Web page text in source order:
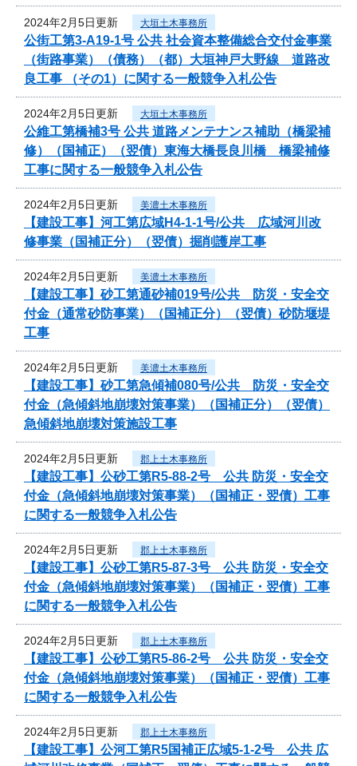
2024年2月5日更新 大垣土木事務所
公街工第3-A19-1号 公共 社会資本整備総合交付金事業
（街路事業）（債務）（都）大垣神戸大野線 道路改
良工事 （その1）に関する一般競争入札公告
2024年2月5日更新 大垣土木事務所
公維工第橋補3号 公共 道路メンテナンス補助（橋梁補
修）（国補正）（翌債）東海大橋長良川橋 橋梁補修
工事に関する一般競争入札公告
2024年2月5日更新 美濃土木事務所
【建設工事】河工第広域H4-1-1号/公共 広域河川改
修事業（国補正分）（翌債）掘削護岸工事
2024年2月5日更新 美濃土木事務所
【建設工事】砂工第通砂補019号/公共 防災・安全交
付金（通常砂防事業）（国補正分）（翌債）砂防堰堤
工事
2024年2月5日更新 美濃土木事務所
【建設工事】砂工第急傾補080号/公共 防災・安全交
付金（急傾斜地崩壊対策事業）（国補正分）（翌債）
急傾斜地崩壊対策施設工事
2024年2月5日更新 郡上土木事務所
【建設工事】公砂工第R5-88-2号 公共 防災・安全交
付金（急傾斜地崩壊対策事業）（国補正・翌債）工事
に関する一般競争入札公告
2024年2月5日更新 郡上土木事務所
【建設工事】公砂工第R5-87-3号 公共 防災・安全交
付金（急傾斜地崩壊対策事業）（国補正・翌債）工事
に関する一般競争入札公告
2024年2月5日更新 郡上土木事務所
【建設工事】公砂工第R5-86-2号 公共 防災・安全交
付金（急傾斜地崩壊対策事業）（国補正・翌債）工事
に関する一般競争入札公告
2024年2月5日更新 郡上土木事務所
【建設工事】公河工第R5国補正広域5-1-2号 公共 広